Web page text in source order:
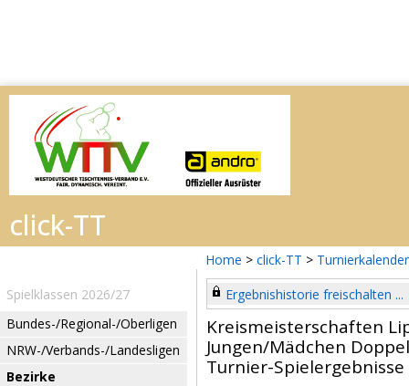
Home > click-TT > Turnierkalender
Spielklassen 2026/27
Bundes-/Regional-/Oberligen
NRW-/Verbands-/Landesligen
Bezirke
Ergebnishistorie freischalten ...
Kreismeisterschaften
Jungen/Mädchen Doppel
Turnier-Spielergebnisse